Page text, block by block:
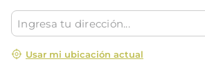
Usar mi ubicación actual